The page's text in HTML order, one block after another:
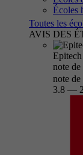
Écoles
Toutes les
AVIS DES
note de
note
3.8 —